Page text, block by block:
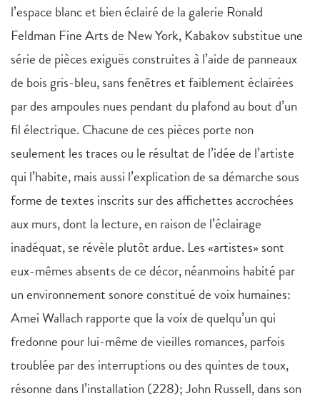
l’espace blanc et bien éclairé de la galerie Ronald
Feldman Fine Arts de New York, Kabakov substitue une
série de pièces exiguës construites à l’aide de panneaux
de bois gris-bleu, sans fenêtres et faiblement éclairées
par des ampoules nues pendant du plafond au bout d’un
fil électrique. Chacune de ces pièces porte non
seulement les traces ou le résultat de l’idée de l’artiste
qui l’habite, mais aussi l’explication de sa démarche sous
forme de textes inscrits sur des affichettes accrochées
aux murs, dont la lecture, en raison de l’éclairage
inadéquat, se révèle plutôt ardue. Les «artistes» sont
eux-mêmes absents de ce décor, néanmoins habité par
un environnement sonore constitué de voix humaines:
Amei Wallach rapporte que la voix de quelqu’un qui
fredonne pour lui-même de vieilles romances, parfois
troublée par des interruptions ou des quintes de toux,
résonne dans l’installation (228); John Russell, dans son